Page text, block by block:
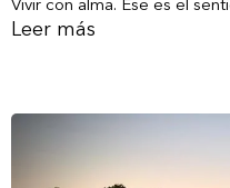
Leer más